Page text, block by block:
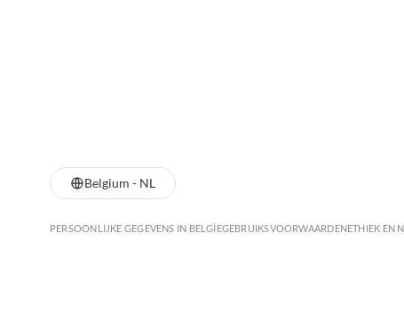
Belgium - NL
PERSOONLIJKE GEGEVENS IN BELGÏEGEBRUIKSVOORWAARDENETHIEK EN